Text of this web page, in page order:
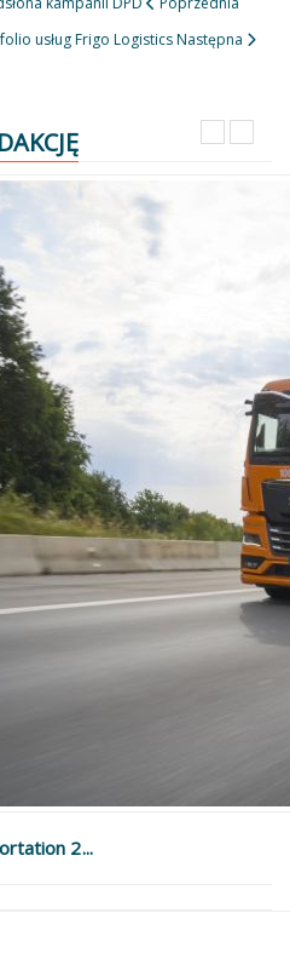
usług Frigo LogisticsNastępna
2...